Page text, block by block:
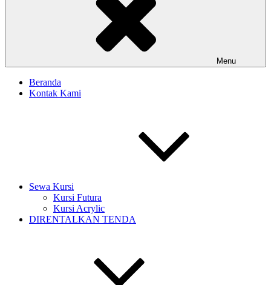
Menu
Beranda
Kontak Kami
Sewa Kursi
Kursi Futura
Kursi Acrylic
DIRENTALKAN TENDA